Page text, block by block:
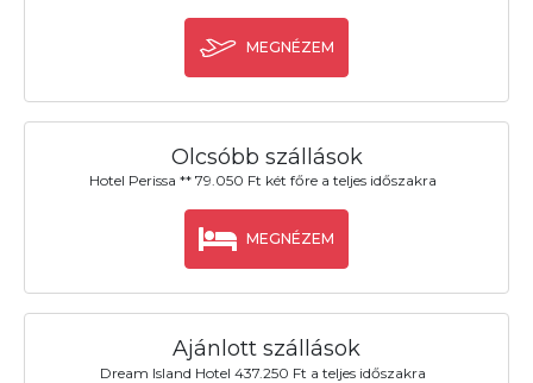
MEGNÉZEM
Olcsóbb szállások
Hotel Perissa ** 79.050 Ft két főre a teljes időszakra
MEGNÉZEM
Ajánlott szállások
Dream Island Hotel 437.250 Ft a teljes időszakra